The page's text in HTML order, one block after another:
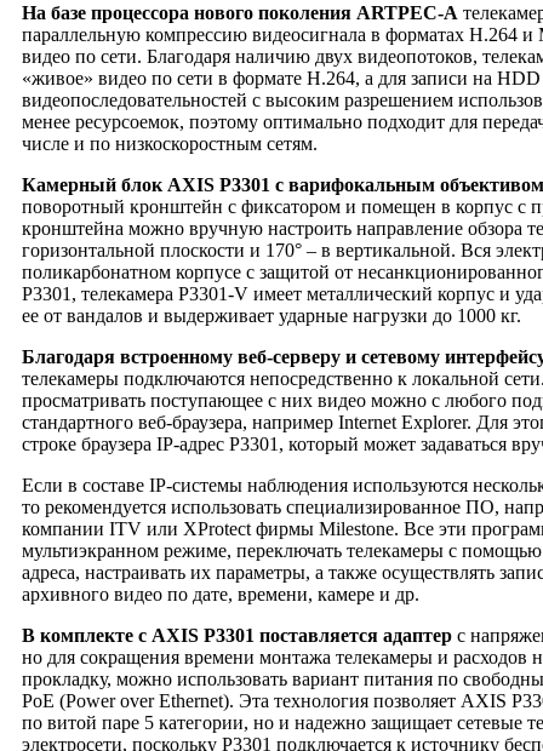
На базе процессора нового поколения ARTPEC-A
параллельную компрессию видеосигнала в форматах H.264
видео по сети. Благодаря наличию двух видеопотоков,
«живое» видео по сети в формате H.264, а для записи на
видеопоследовательностей с высоким разрешением
менее ресурсоемок, поэтому оптимально подходит для
числе и по низкоскоростным сетям.
Камерный блок AXIS P3301 с варифокальным объективом
поворотный кронштейн с фиксатором и помещен в корпус
кронштейна можно вручную настроить направление обзора
горизонтальной плоскости и 170° – в вертикальной. Вся
поликарбонатном корпусе с защитой от
P3301, телекамера P3301-V имеет металлический корпус и
ее от вандалов и выдерживает ударные нагрузки до 1000 кг.
Благодаря встроенному веб-серверу и сетевому
телекамеры подключаются непосредственно к локальной
просматривать поступающее с них видео можно с любого
стандартного веб-браузера, например Internet Explorer. Для
строке браузера IP-адрес P3301, который может задаваться
Если в составе IP-системы наблюдения используются
то рекомендуется использовать специализированное ПО,
компании ITV или XProtect фирмы Milestone. Все эти
мультиэкранном режиме, переключать телекамеры с
адреса, настраивать их параметры, а также осуществлять
архивного видео по дате, времени, камере и др.
В комплекте с AXIS P3301 поставляется адаптер с
но для сокращения времени монтажа телекамеры и расходов
прокладку, можно использовать вариант питания по
PoE (Power over Ethernet). Эта технология позволяет AXIS
по витой паре 5 категории, но и надежно защищает сетевые
электросети, поскольку P3301 подключается к источнику